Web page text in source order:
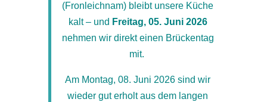
(Fronleichnam) bleibt unsere Küche
kalt – und Freitag, 05. Juni 2026
nehmen wir direkt einen Brückentag
mit.
Am Montag, 08. Juni 2026 sind wir
wieder gut erholt aus dem langen